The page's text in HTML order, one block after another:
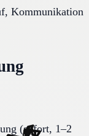
Kommunikation
(sofort, 1–2